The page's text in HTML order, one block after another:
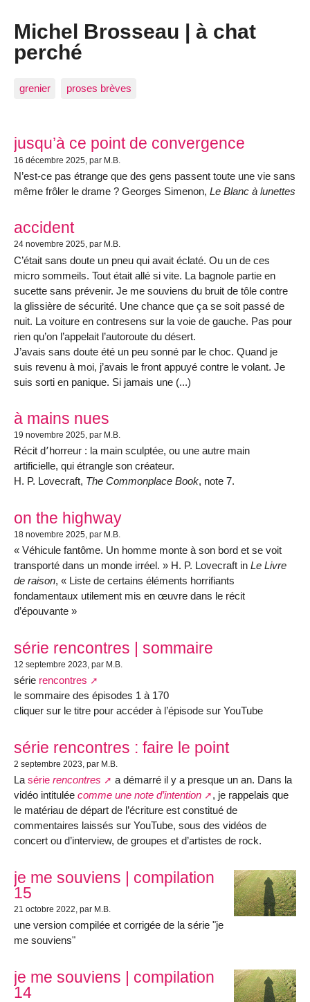
Michel Brosseau | à chat
perché
grenier proses brèves
jusqu’à ce point de convergence
16 décembre 2025 , par M.B.
N’est-ce pas étrange que des gens passent toute une vie sans
même frôler le drame ? Georges Simenon, Le Blanc à lunettes
accident
24 novembre 2025, par M.B.
C’était sans doute un pneu qui avait éclaté. Ou un de ces
micro sommeils. Tout était allé si vite. La bagnole partie en
sucette sans prévenir. Je me souviens du bruit de tôle contre
la glissière de sécurité. Une chance que ça se soit passé de
nuit. La voiture en contresens sur la voie de gauche. Pas pour
rien qu’on l’appelait l’autoroute du désert.
J’avais sans doute été un peu sonné par le choc. Quand je
suis revenu à moi, j’avais le front appuyé contre le volant. Je
suis sorti en panique. Si jamais une (...)
à mains nues
19 novembre 2025, par M.B.
Récit d՚horreur : la main sculptée, ou une autre main
artificielle, qui étrangle son créateur.
H. P. Lovecraft, The Commonplace Book, note 7.
on the highway
18 novembre 2025, par M.B.
« Véhicule fantôme. Un homme monte à son bord et se voit
transporté dans un monde irréel. » H. P. Lovecraft in Le Livre
de raison, « Liste de certains éléments horrifiants
fondamentaux utilement mis en œuvre dans le récit
d’épouvante »
série rencontres | sommaire
12 septembre 2023, par M.B.
série rencontres
le sommaire des épisodes 1 à 170
cliquer sur le titre pour accéder à l’épisode sur YouTube
série rencontres : faire le point
2 septembre 2023, par M.B.
La série rencontres
a démarré il y a presque un an. Dans la
vidéo intitulée comme une note d’intention
, je rappelais que
le matériau de départ de l’écriture est constitué de
commentaires laissés sur YouTube, sous des vidéos de
concert ou d’interview, de groupes et d’artistes de rock.
je me souviens | compilation
15
21 octobre 2022, par M.B.
une version compilée et corrigée de la série "je
me souviens"
je me souviens | compilation
14